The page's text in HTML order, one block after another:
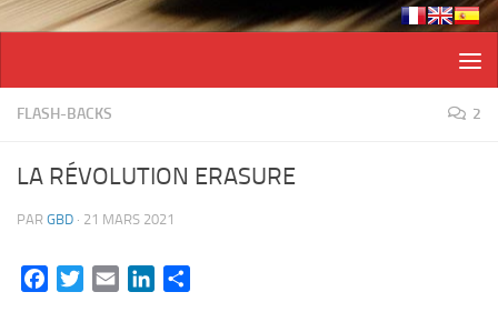
FLASH-BACKS 2
LA RÉVOLUTION ERASURE
PAR GBD · 21 MARS 2021
FacebookTwitterEmail LinkedIn